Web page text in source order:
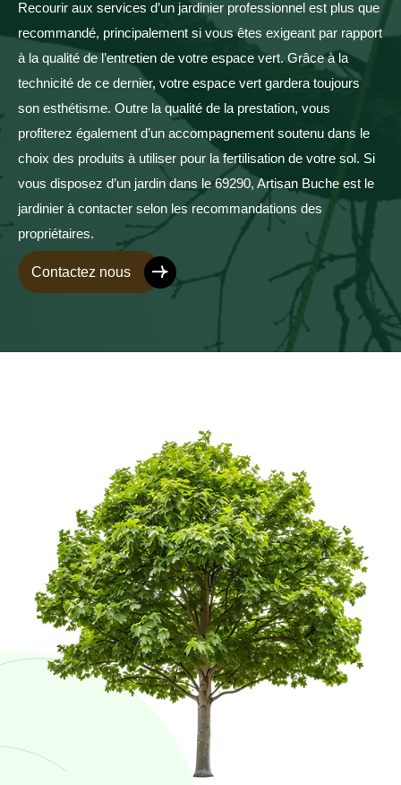
Recourir aux services d’un jardinier professionnel est plus que
recommandé, principalement si vous êtes exigeant par rapport
à la qualité de l’entretien de votre espace vert. Grâce à la
technicité de ce dernier, votre espace vert gardera toujours
son esthétisme. Outre la qualité de la prestation, vous
profiterez également d’un accompagnement soutenu dans le
choix des produits à utiliser pour la fertilisation de votre sol. Si
vous disposez d’un jardin dans le 69290, Artisan Buche est le
jardinier à contacter selon les recommandations des
propriétaires.
Contactez nous